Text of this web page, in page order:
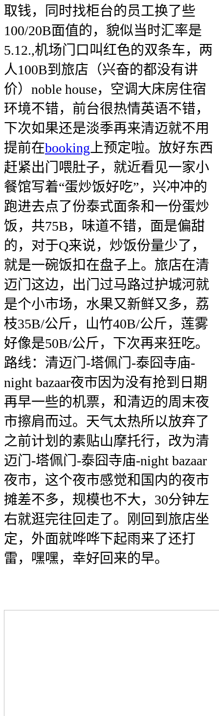
取钱，同时找柜台的员工换了些
100/20B面值的，貌似当时汇率是
5.12.,机场门口叫红色的双条车，两
人100B到旅店（兴奋的都没有讲
价）noble house，空调大床房住宿
环境不错，前台很热情英语不错，
下次如果还是淡季再来清迈就不用
提前在booking 上预定啦。放好东西
赶紧出门喂肚子，就近看见一家小
餐馆写着“蛋炒饭好吃”，兴冲冲的
跑进去点了份泰式面条和一份蛋炒
饭，共75B，味道不错，面是偏甜
的，对于Q来说，炒饭份量少了，
就是一碗饭扣在盘子上。旅店在清
迈门这边，出门过马路过护城河就
是个小市场，水果又新鲜又多，荔
枝35B/公斤，山竹40B/公斤，莲雾
好像是50B/公斤，下次再来狂吃。
路线：清迈门-塔佩门-泰囧寺庙-
night bazaar夜市因为没有抢到日期
再早一些的机票，和清迈的周末夜
市擦肩而过。天气太热所以放弃了
之前计划的素贴山摩托行，改为清
迈门-塔佩门-泰囧寺庙-night bazaar
夜市，这个夜市感觉和国内的夜市
摊差不多，规模也不大，30分钟左
右就逛完往回走了。刚回到旅店坐
定，外面就哗哗下起雨来了还打
雷，嘿嘿，幸好回来的早。